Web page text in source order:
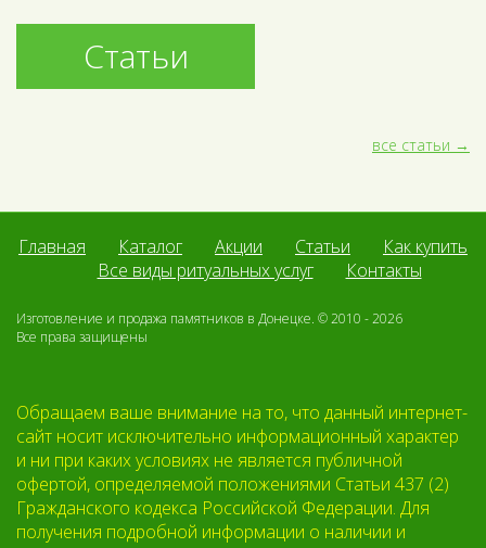
Статьи
все статьи
Главная Каталог Акции Статьи
Как купить
Все виды ритуальных услуг
Контакты
Изготовление и продажа памятников в Донецке. © 2010 - 2026
Все права защищены
Обращаем ваше внимание на то, что данный интернет-
сайт носит исключительно информационный характер
и ни при каких условиях не является публичной
офертой, определяемой положениями Статьи 437 (2)
Гражданского кодекса Российской Федерации. Для
получения подробной информации о наличии и